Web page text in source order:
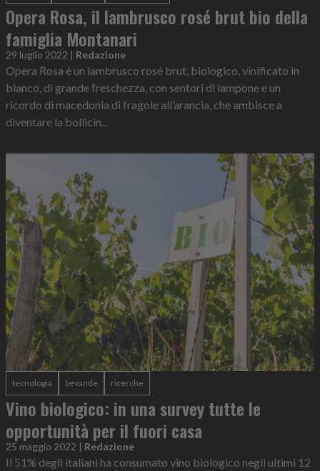
Opera Rosa, il lambrusco rosé brut bio della
famiglia Montanari
29 luglio 2022 | Redazione
Opera Rosa è un lambrusco rosé brut, biologico, vinificato in
bianco, di grande freschezza, con sentori di lampone e un
ricordo di macedonia di fragole all’arancia, che ambisce a
diventare la bollicin...
tecnologia bevande ricerche
Vino biologico: in una survey tutte le
opportunità per il fuori casa
25 maggio 2022 | Redazione
Il 51% degli italiani ha consumato vino biologico negli ultimi 12